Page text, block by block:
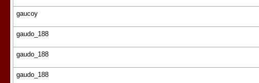
gaucoy
gaudo_188
gaudo_188
gaudo_188